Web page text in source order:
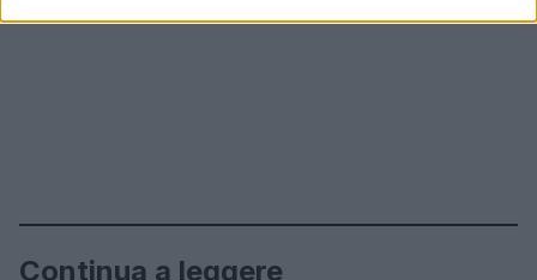
Continua a leggere